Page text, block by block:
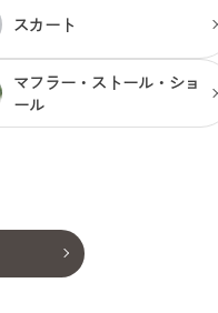
スカート
マフラー・ストール・ショ
ール